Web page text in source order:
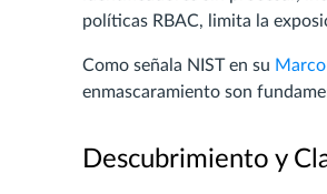
políticas RBAC, limita la
Como señala NIST en su
enmascaramiento son
Descubrimiento y